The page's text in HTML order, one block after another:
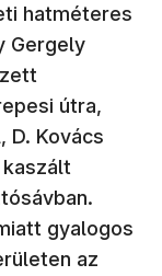
hatméteres
Gergely
útra,
D. Kovács
gyalogos
az